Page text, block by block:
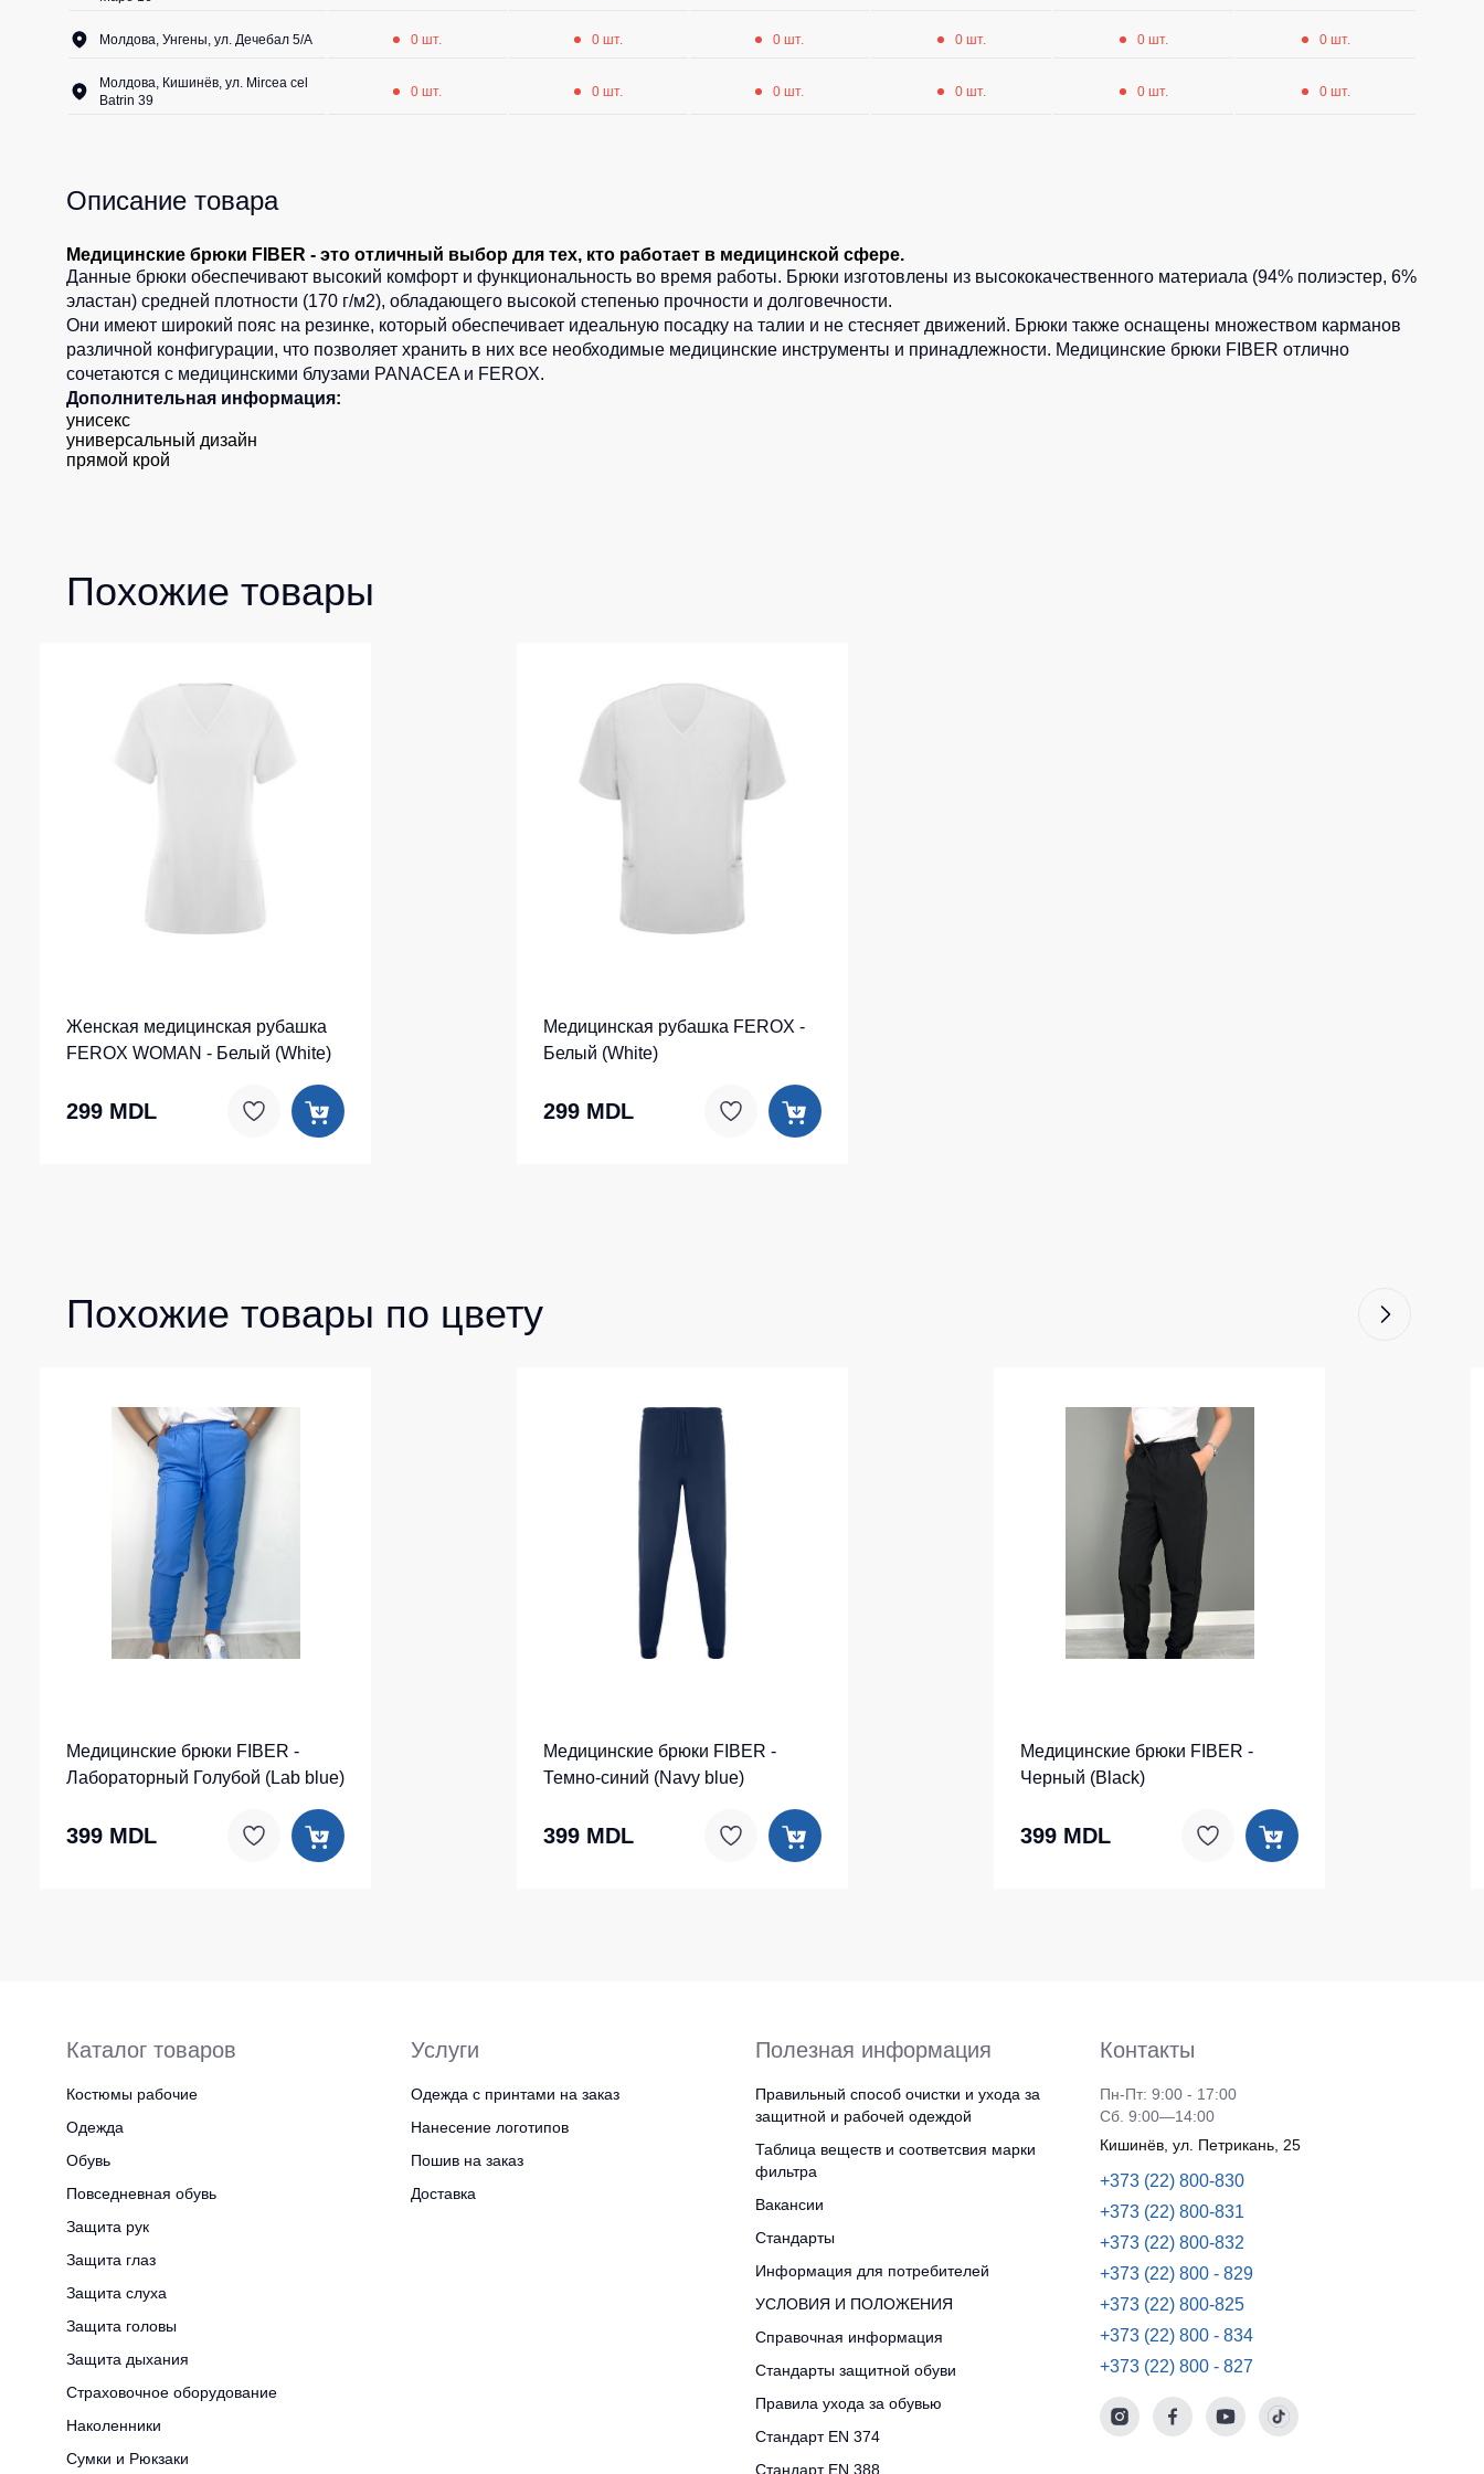
Молдова, Унгены, ул. Дечебал 5/A 0 шт. 0 шт. 0 шт. 0 шт. 0 шт. 0 шт.
Молдова, Кишинёв, ул. Mircea cel
Batrin 39
0 шт. 0 шт. 0 шт. 0 шт. 0 шт. 0 шт.
Описание товара
Медицинские брюки FIBER - это отличный выбор для тех, кто работает в медицинской сфере.
Данные брюки обеспечивают высокий комфорт и функциональность во время работы. Брюки изготовлены из высококачественного материала (94% полиэстер, 6%
эластан) средней плотности (170 г/м2), обладающего высокой степенью прочности и долговечности.
Они имеют широкий пояс на резинке, который обеспечивает идеальную посадку на талии и не стесняет движений. Брюки также оснащены множеством карманов
различной конфигурации, что позволяет хранить в них все необходимые медицинские инструменты и принадлежности. Медицинские брюки FIBER отлично
сочетаются с медицинскими блузами PANACEA и FEROX.
Дополнительная информация:
унисекс
универсальный дизайн
прямой крой
Похожие товары
Женская медицинская рубашка
FEROX WOMAN - Белый (White)
299 MDL
Медицинская рубашка FEROX -
Белый (White)
299 MDL
Похожие товары по цвету
Медицинские брюки FIBER -
Лабораторный Голубой (Lab blue)
399 MDL
Медицинские брюки FIBER -
Темно-синий (Navy blue)
399 MDL
Медицинские брюки FIBER -
Черный (Black)
399 MDL
Каталог товаров
Костюмы рабочие
Одежда
Обувь
Повседневная обувь
Защита рук
Защита глаз
Защита слуха
Защита головы
Защита дыхания
Страховочное оборудование
Наколенники
Сумки и Рюкзаки
Услуги
Одежда с принтами на заказ
Нанесение логотипов
Пошив на заказ
Доставка
Полезная информация
Правильный способ очистки и ухода за
защитной и рабочей одеждой
Таблица веществ и соответсвия марки
фильтра
Вакансии
Стандарты
Информация для потребителей
УСЛОВИЯ И ПОЛОЖЕНИЯ
Справочная информация
Стандарты защитной обуви
Правила ухода за обувью
Стандарт EN 374
Стандарт EN 388
Контакты
Пн-Пт: 9:00 - 17:00
Сб. 9:00—14:00
Кишинёв, ул. Петрикань, 25
+373 (22) 800-830
+373 (22) 800-831
+373 (22) 800-832
+373 (22) 800 - 829
+373 (22) 800-825
+373 (22) 800 - 834
+373 (22) 800 - 827